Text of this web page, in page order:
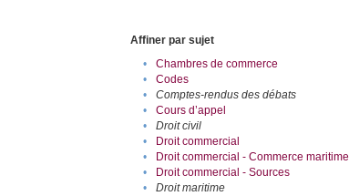
Affiner par sujet
•
Chambres de commerce
•
Codes
•
Comptes-rendus des débats
•
Cours d’appel
•
Droit civil
•
Droit commercial
•
Droit commercial - Commerce maritime
•
Droit commercial - Sources
•
Droit maritime